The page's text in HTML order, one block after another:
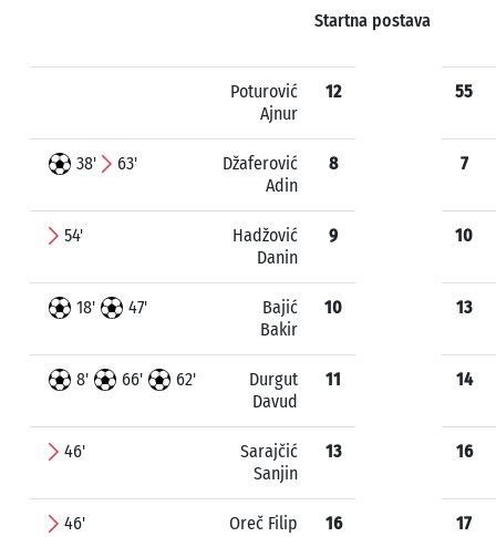
Startna postava
Poturović
Ajnur
12
38' 63'
Džaferović
Adin
8
54'
Hadžović
Danin
9
18' 47'
Bajić
Bakir
10
8' 66' 62'
Durgut
Davud
11
46'
Sarajčić
Sanjin
13
46' Oreč Filip 16
55
7
10
13
14
16
17